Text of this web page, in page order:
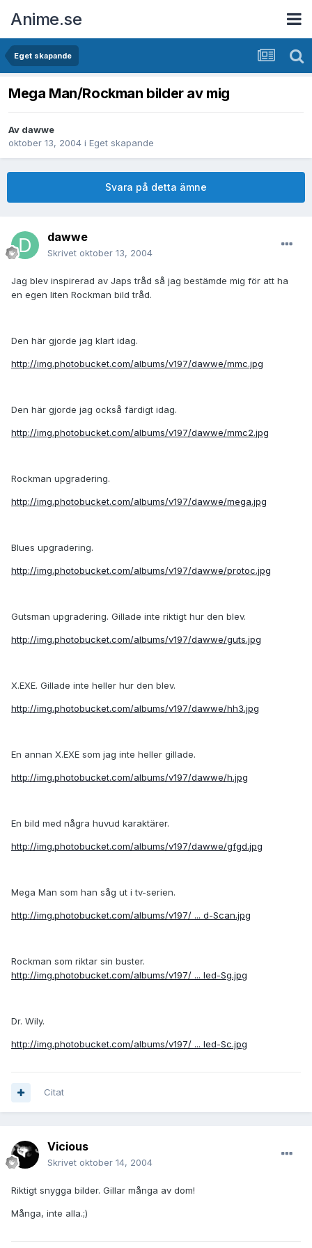
Anime.se
Eget skapande
Mega Man/Rockman bilder av mig
Av dawwe
oktober 13, 2004 i Eget skapande
Svara på detta ämne
dawwe
Skrivet oktober 13, 2004
Jag blev inspirerad av Japs tråd så jag bestämde mig för att ha
en egen liten Rockman bild tråd.
Den här gjorde jag klart idag.
http://img.photobucket.com/albums/v197/dawwe/mmc.jpg
Den här gjorde jag också färdigt idag.
http://img.photobucket.com/albums/v197/dawwe/mmc2.jpg
Rockman upgradering.
http://img.photobucket.com/albums/v197/dawwe/mega.jpg
Blues upgradering.
http://img.photobucket.com/albums/v197/dawwe/protoc.jpg
Gutsman upgradering. Gillade inte riktigt hur den blev.
http://img.photobucket.com/albums/v197/dawwe/guts.jpg
X.EXE. Gillade inte heller hur den blev.
http://img.photobucket.com/albums/v197/dawwe/hh3.jpg
En annan X.EXE som jag inte heller gillade.
http://img.photobucket.com/albums/v197/dawwe/h.jpg
En bild med några huvud karaktärer.
http://img.photobucket.com/albums/v197/dawwe/gfgd.jpg
Mega Man som han såg ut i tv-serien.
http://img.photobucket.com/albums/v197/ ... d-Scan.jpg
Rockman som riktar sin buster.
http://img.photobucket.com/albums/v197/ ... led-Sg.jpg
Dr. Wily.
http://img.photobucket.com/albums/v197/ ... led-Sc.jpg
Citat
Vicious
Skrivet oktober 14, 2004
Riktigt snygga bilder. Gillar många av dom!
Många, inte alla.;)